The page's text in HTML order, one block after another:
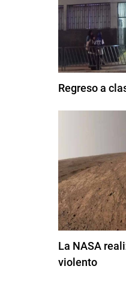
Regreso a
La NASA
violento